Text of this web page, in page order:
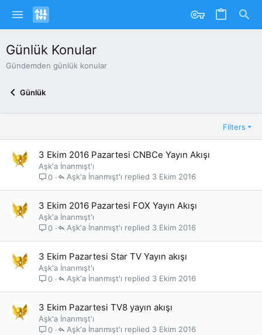
Günlük Konular
Gündemden günlük konular
Günlük
Filters
3 Ekim 2016 Pazartesi CNBCe Yayın Akışı
Aşk'a İnanmışt'ı
0
3 Ekim 2016
Aşk'a İnanmışt'ı
3 Ekim 2016 Pazartesi FOX Yayın Akışı
Aşk'a İnanmışt'ı
0
3 Ekim 2016
Aşk'a İnanmışt'ı
3 Ekim Pazartesi Star TV Yayın akışı
Aşk'a İnanmışt'ı
0
3 Ekim 2016
Aşk'a İnanmışt'ı
3 Ekim Pazartesi TV8 yayın akışı
Aşk'a İnanmışt'ı
0
3 Ekim 2016
Aşk'a İnanmışt'ı